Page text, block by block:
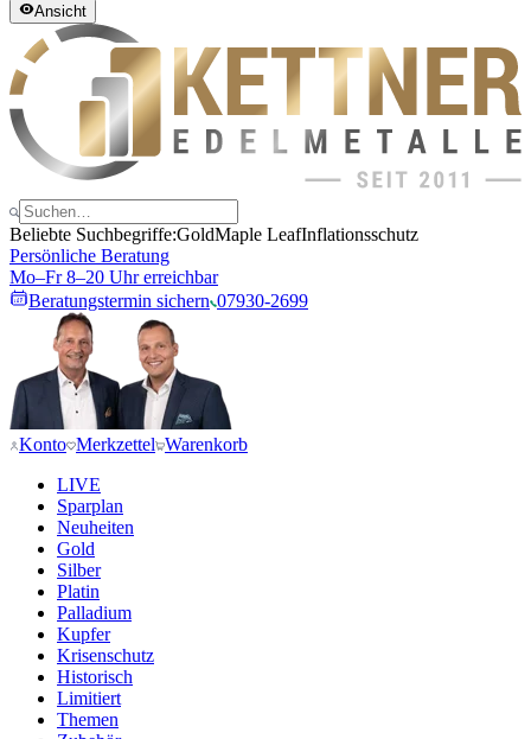
Ansicht
Beliebte Suchbegriffe:GoldMaple LeafInflationsschutz
Persönliche Beratung
Mo–Fr 8–20 Uhr erreichbar
Beratungstermin sichern 07930-2699
Konto Merkzettel Warenkorb
LIVE
Sparplan
Neuheiten
Gold
Silber
Platin
Palladium
Kupfer
Krisenschutz
Historisch
Limitiert
Themen